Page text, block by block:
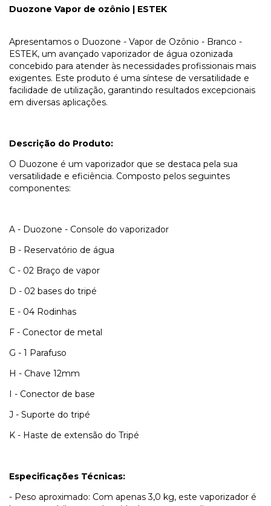
Duozone Vapor de ozônio | ESTEK
Apresentamos o Duozone - Vapor de Ozônio - Branco -
ESTEK, um avançado vaporizador de água ozonizada
concebido para atender às necessidades profissionais mais
exigentes. Este produto é uma síntese de versatilidade e
facilidade de utilização, garantindo resultados excepcionais
em diversas aplicações.
Descrição do Produto:
O Duozone é um vaporizador que se destaca pela sua
versatilidade e eficiência. Composto pelos seguintes
componentes:
A - Duozone - Console do vaporizador
B - Reservatório de água
C - 02 Braço de vapor
D - 02 bases do tripé
E - 04 Rodinhas
F - Conector de metal
G - 1 Parafuso
H - Chave 12mm
I - Conector de base
J - Suporte do tripé
K - Haste de extensão do Tripé
Especificações Técnicas:
- Peso aproximado: Com apenas 3,0 kg, este vaporizador é